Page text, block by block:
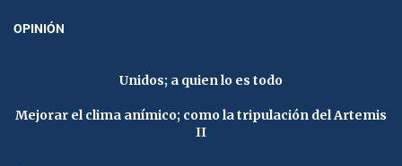
OPINIÓN
Unidos; a quien lo es todo
Mejorar el clima anímico; como la tripulación del Artemis
II